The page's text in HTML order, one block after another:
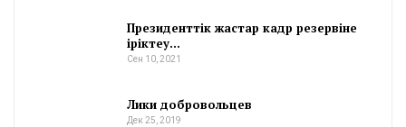
Президенттік жастар кадр резервіне
іріктеу…
Сен 10, 2021
Лики добровольцев
Дек 25, 2019